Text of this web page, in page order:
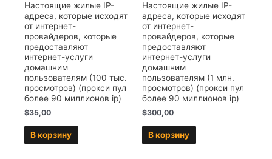
Настоящие жилые IP-
адреса, которые исходят
от интернет-
провайдеров, которые
предоставляют
интернет-услуги
домашним
пользователям (100 тыс.
просмотров) (прокси пул
более 90 миллионов ip)
$35,00
В корзину
Настоящие жилые IP-
адреса, которые исходят
от интернет-
провайдеров, которые
предоставляют
интернет-услуги
домашним
пользователям (1 млн.
просмотров) (прокси пул
более 90 миллионов ip)
$300,00
В корзину